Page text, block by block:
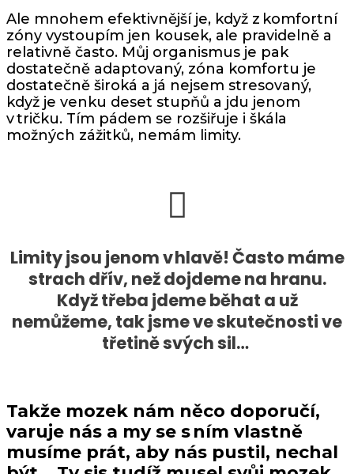
Ale mnohem efektivnější je, když z komfortní
zóny vystoupím jen kousek, ale pravidelně a
relativně často. Můj organismus je pak
dostatečně adaptovaný, zóna komfortu je
dostatečně široká a já nejsem stresovaný,
když je venku deset stupňů a jdu jenom
v tričku. Tím pádem se rozšiřuje i škála
možných zážitků, nemám limity.
Limity jsou jenom v hlavě! Často máme
strach dřív, než dojdeme na hranu.
Když třeba jdeme běhat a už
nemůžeme, tak jsme ve skutečnosti ve
třetině svých sil…
Takže mozek nám něco doporučí,
varuje nás a my se s ním vlastně
musíme prát, aby nás pustil, nechal